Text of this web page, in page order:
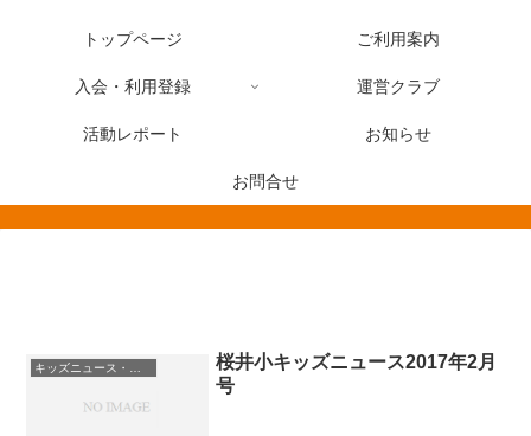
トップページ ご利用案内
入会・利用登録 運営クラブ
活動レポート お知らせ
お問合せ
キッズニュース・お知らせ
桜井小キッズニュース2017年2月
号